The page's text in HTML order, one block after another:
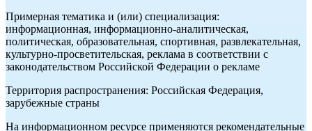
Примерная тематика и (или) специализация:
информационная, информационно-аналитическая,
политическая, образовательная, спортивная, развлекательная,
культурно-просветительская, реклама в соответствии с
законодательством Российской Федерации о рекламе
Территория распространения: Российская Федерация,
зарубежные страны
На информационном ресурсе применяются рекомендательные